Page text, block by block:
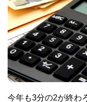
今年も3分の2が終わ